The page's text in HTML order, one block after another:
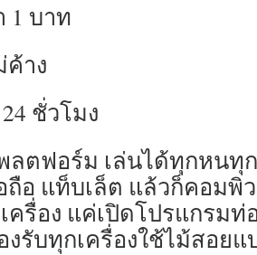
1 บาท
ค้าง
ชั่วโมง
ลตฟอร์ม เล่นได้ทุกหนทุ
ถือ แท็บเล็ต แล้วก็คอมพิ
ครื่อง แค่เปิดโปรแกรมท่
งรับทุกเครื่องใช้ไม้สอยแ